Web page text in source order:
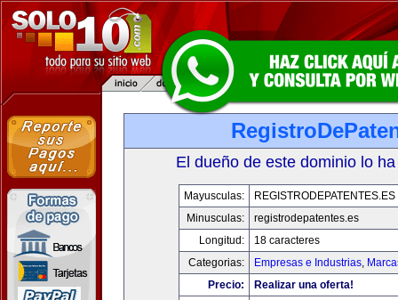
El dueño de este dominio lo
Mayusculas:
REGISTRODEPATENTES.ES
Minusculas:
registrodepatentes.es
Longitud:
18 caracteres
Categorias:
Empresas e Industrias,
Precio:
Realizar una oferta!